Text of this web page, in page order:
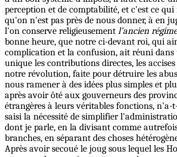
perception et de comptabilité, et c'est ce qui
qu'on n'est pas près de nous donner, à en
l'on conserve religieusement l'ancien
bonne heure, que notre ci-devant roi, qui
complication et la confusion, ait réuni
unique les contributions directes, les
notre révolution, faite pour détruire les
nous ramener à des idées plus simples et
après avoir ôté aux gouverneurs des
étrangères à leurs véritables fonctions, n'a-
saisi la nécessité de simplifier
dont je parle, en la divisant comme
branches, en séparant des choses
Après avoir secoué le joug sous lequel les